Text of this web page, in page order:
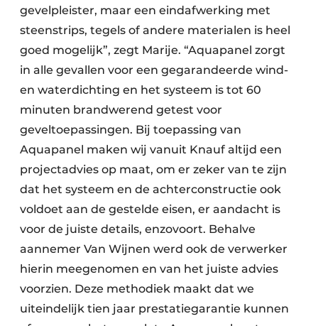
gevelpleister, maar een eindafwerking met
steenstrips, tegels of andere materialen is heel
goed mogelijk”, zegt Marije. “Aquapanel zorgt
in alle gevallen voor een gegarandeerde wind-
en waterdichting en het systeem is tot 60
minuten brandwerend getest voor
geveltoepassingen. Bij toepassing van
Aquapanel maken wij vanuit Knauf altijd een
projectadvies op maat, om er zeker van te zijn
dat het systeem en de achterconstructie ook
voldoet aan de gestelde eisen, er aandacht is
voor de juiste details, enzovoort. Behalve
aannemer Van Wijnen werd ook de verwerker
hierin meegenomen en van het juiste advies
voorzien. Deze methodiek maakt dat we
uiteindelijk tien jaar prestatiegarantie kunnen